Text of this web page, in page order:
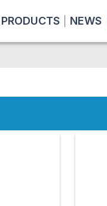
PRODUCTS NEWS